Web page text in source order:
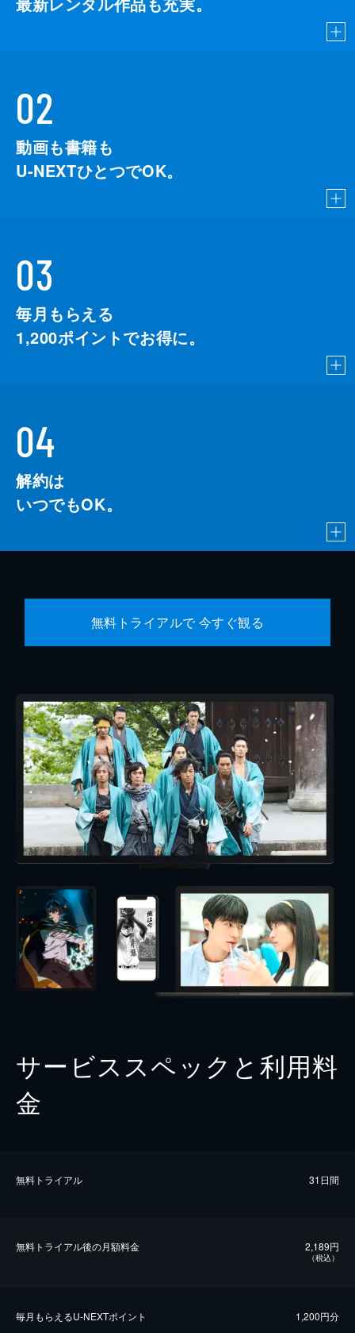
02
動画も書籍も
U-NEXTひとつでOK。
03
毎月もらえる
1,200ポイントでお得に。
04
解約は
いつでもOK。
無料トライアルで 今すぐ観る
サービススペックと利用料
金
無料トライアル 31日間
無料トライアル後の⽉額料金 2,189円
（税込）
毎⽉もらえるU-NEXTポイント 1,200円分